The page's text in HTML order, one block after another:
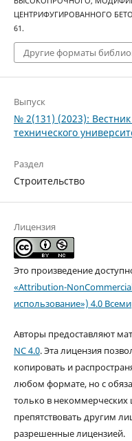
ЦЕНТРИФУГИРОВАННОГО
61.
Другие форматы
Выпуск
№ 2(131) (2023): Вестник
технического
Раздел
Строительство
Лицензия
Это произведение
«Attribution-
использование») 4.0
Авторы предоставляют
NC 4.0. Эта лицензия
копировать и
любом формате, но с
только в некоммерческих
препятствовать другим
разрешенные лицензией.